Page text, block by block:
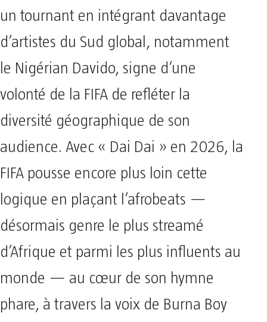
un tournant en intégrant davantage
d’artistes du Sud global, notamment
le Nigérian Davido, signe d’une
volonté de la FIFA de refléter la
diversité géographique de son
audience. Avec « Dai Dai » en 2026, la
FIFA pousse encore plus loin cette
logique en plaçant l’afrobeats —
désormais genre le plus streamé
d’Afrique et parmi les plus influents au
monde — au cœur de son hymne
phare, à travers la voix de Burna Boy